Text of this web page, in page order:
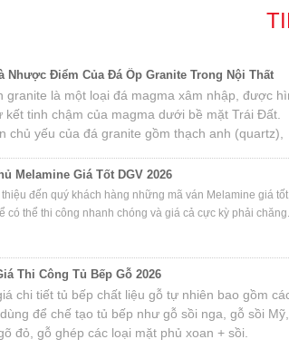
Nhược Điểm Của Đá Ốp Granite Trong Nội Thất
granite là một loại đá magma xâm nhập, được
kết tinh chậm của magma dưới bề mặt Trái Đất.
chủ yếu của đá granite gồm thạch anh (quartz),
Melamine Giá Tốt DGV 2026
đến quý khách hàng những mã ván Melamine giá
có thể thi công nhanh chóng và giá cả cực kỳ phải chăng.
Thi Công Tủ Bếp Gỗ 2026
chi tiết tủ bếp chất liệu gỗ tự nhiên bao gồm
để chế tạo tủ bếp như gỗ sồi nga, gỗ sồi Mỹ,
đỏ, gỗ ghép các loại mặt phủ xoan + sồi.